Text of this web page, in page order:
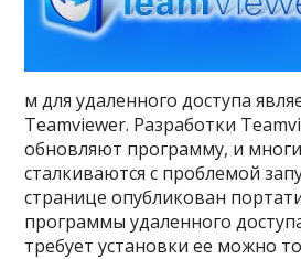
м для удаленного доступа
Teamviewer. Разработки
обновляют программу, и
сталкиваются с проблемой
странице опубликован
программы удаленного
требует установки ее можно